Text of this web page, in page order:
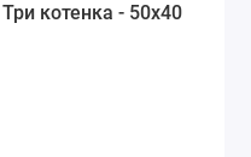
котенка - 50х40